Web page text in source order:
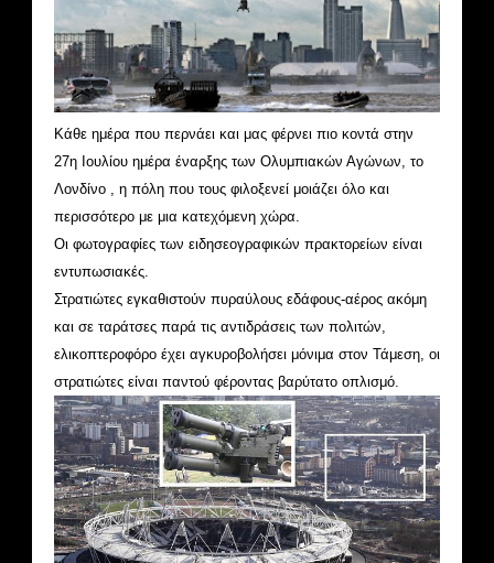
Κάθε ημέρα που περνάει και μας φέρνει πιο κοντά στην
27η Ιουλίου ημέρα έναρξης των Ολυμπιακών Αγώνων, το
Λονδίνο , η πόλη που τους φιλοξενεί μοιάζει όλο και
περισσότερο με μια κατεχόμενη χώρα.
Οι φωτογραφίες των ειδησεογραφικών πρακτορείων είναι
εντυπωσιακές.
Στρατιώτες εγκαθιστούν πυραύλους εδάφους-αέρος ακόμη
και σε ταράτσες παρά τις αντιδράσεις των πολιτών,
ελικοπτεροφόρο έχει αγκυροβολήσει μόνιμα στον Τάμεση, οι
στρατιώτες είναι παντού φέροντας βαρύτατο οπλισμό.